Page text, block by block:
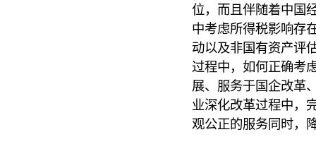
位，而且伴随着中国
中考虑所得税影响存
动以及非国有资产评
过程中，如何正确考
展、服务于国企改革
业深化改革过程中，
观公正的服务同时，